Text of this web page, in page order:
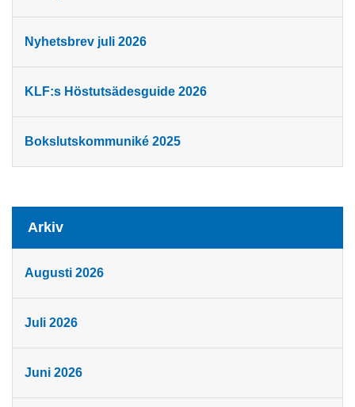
Nyhetsbrev juli 2026
KLF:s Höstutsädesguide 2026
Bokslutskommuniké 2025
Arkiv
Augusti 2026
Juli 2026
Juni 2026